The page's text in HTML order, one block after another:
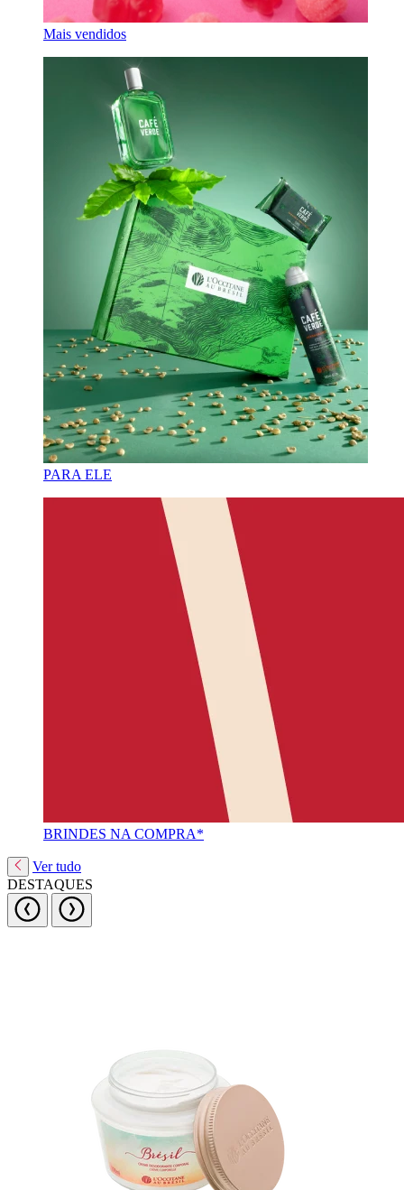
Mais vendidos
PARA ELE
BRINDES NA COMPRA*
Ver tudo
DESTAQUES